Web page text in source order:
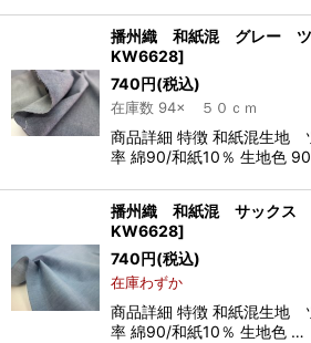
播州織 和紙混 グレー ツ
KW6628]
740円(税込)
在庫数 94× ５０ｃｍ
商品詳細 特徴 和紙混生地
率 綿90/和紙10％ 生地色
播州織 和紙混 サックス
KW6628]
740円(税込)
在庫わずか
商品詳細 特徴 和紙混生地
率 綿90/和紙10％ 生地色 …